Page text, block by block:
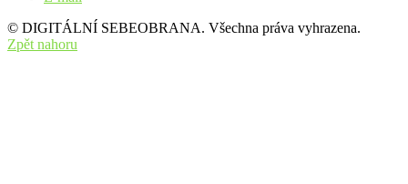
© DIGITÁLNÍ SEBEOBRANA. Všechna práva vyhrazena.
Zpět nahoru